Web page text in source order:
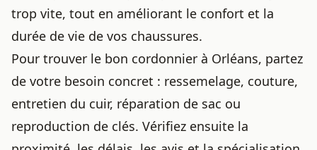
trop vite, tout en améliorant le confort et la
durée de vie de vos chaussures.
Pour trouver le bon cordonnier à Orléans, partez
de votre besoin concret : ressemelage, couture,
entretien du cuir, réparation de sac ou
reproduction de clés. Vérifiez ensuite la